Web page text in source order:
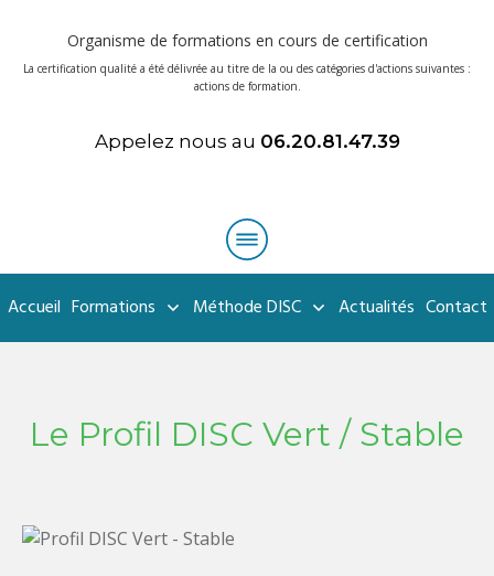
Organisme de formations en cours de certification
La certification qualité a été délivrée au titre de la ou des catégories d'actions suivantes :
actions de formation.
Appelez nous au 06.20.81.47.39
Accueil Formations Méthode DISC Actualités Contact
Le Profil DISC Vert / Stable